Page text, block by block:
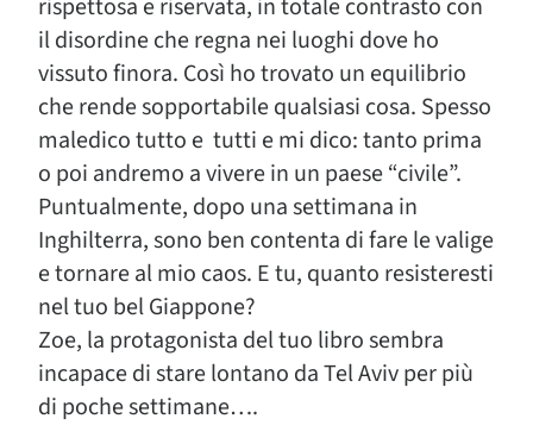
rispettosa e riservata, in totale contrasto con
il disordine che regna nei luoghi dove ho
vissuto finora. Così ho trovato un equilibrio
che rende sopportabile qualsiasi cosa. Spesso
maledico tutto e tutti e mi dico: tanto prima
o poi andremo a vivere in un paese “civile”.
Puntualmente, dopo una settimana in
Inghilterra, sono ben contenta di fare le valige
e tornare al mio caos. E tu, quanto resisteresti
nel tuo bel Giappone?
Zoe, la protagonista del tuo libro sembra
incapace di stare lontano da Tel Aviv per più
di poche settimane….